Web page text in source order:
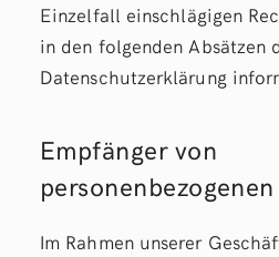
Einzelfall einschlägigen
in den folgenden Absätzen
Datenschutzerklärung
Empfänger von
Im Rahmen unserer